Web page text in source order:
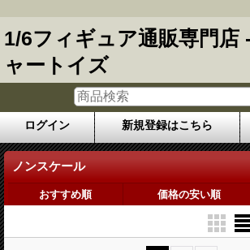
1/6フィギュア通販専門店
ャートイズ
ログイン 新規登録はこちら
ノンスケール
おすすめ順 価格の安い順